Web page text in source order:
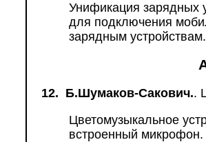
Унификация зарядных
для подключения
зарядным устройствам.
12. Б.Шумаков-Cакович..
Цветомузыкальное
встроенный микрофон.